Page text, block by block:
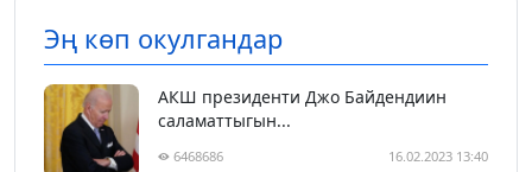
Эң көп окулгандар
АКШ президенти Джо Байдендиин
саламаттыгын...
6468686 16.02.2023 13:40